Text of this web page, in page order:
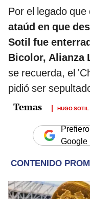
Por el legado
ataúd en que
Sotil fue
Bicolor, Alianza
se recuerda, el
pidió ser
HUGO SOTIL
Google